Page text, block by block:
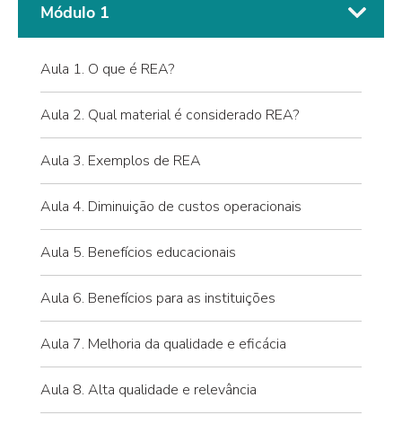
Módulo 1
Aula 1. O que é REA?
Aula 2. Qual material é considerado REA?
Aula 3. Exemplos de REA
Aula 4. Diminuição de custos operacionais
Aula 5. Benefícios educacionais
Aula 6. Benefícios para as instituições
Aula 7. Melhoria da qualidade e eficácia
Aula 8. Alta qualidade e relevância